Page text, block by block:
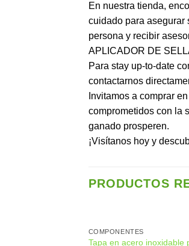
En nuestra tienda,
cuidado para asegurar
persona y recibir
APLICADOR DE
Para stay up-to-date
contactarnos
Invitamos a comprar
comprometidos con la
ganado prosperen.
¡Visítanos hoy y
PRODUCTOS
COMPONENTES
Tapa en acero inoxidable